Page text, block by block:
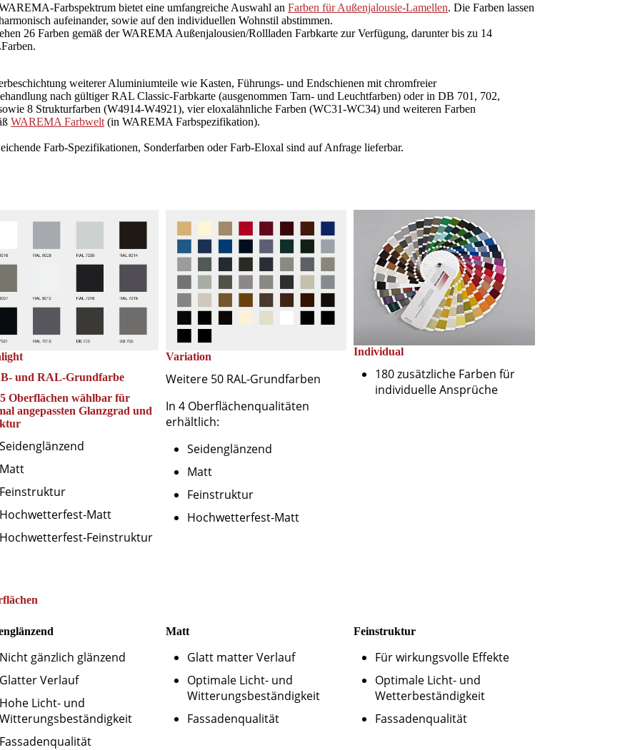
Farbspektrum bietet eine umfangreiche Auswahl an Farben für Außenjalousie-Lamellen. Die Farben lassen
aufeinander, sowie auf den individuellen Wohnstil abstimmen.
26 Farben gemäß der WAREMA Außenjalousien/Rollladen Farbkarte zur Verfügung, darunter bis zu 14
weiterer Aluminiumteile wie Kasten, Führungs- und Endschienen mit chromfreier
nach gültiger RAL Classic-Farbkarte (ausgenommen Tarn- und Leuchtfarben) oder in DB 701, 702,
8 Strukturfarben (W4914-W4921), vier eloxalähnliche Farben (WC31-WC34) und weiteren Farben
WAREMA Farbwelt (in WAREMA Farbspezifikation).
Farb-Spezifikationen, Sonderfarben oder Farb-Eloxal sind auf Anfrage lieferbar.
und RAL-Grundfarbe
Oberflächen wählbar für
angepassten Glanzgrad und
Seidenglänzend
Matt
Feinstruktur
Hochwetterfest-Matt
Hochwetterfest-Feinstruktur
Variation
Weitere 50 RAL-Grundfarben
In 4 Oberflächenqualitäten
erhältlich:
Seidenglänzend
Matt
Feinstruktur
Hochwetterfest-Matt
Individual
180 zusätzliche Farben für
individuelle Ansprüche
Nicht gänzlich glänzend
Glatter Verlauf
Hohe Licht- und
Witterungsbeständigkeit
Fassadenqualität
Matt
Glatt matter Verlauf
Optimale Licht- und
Witterungsbeständigkeit
Fassadenqualität
Feinstruktur
Für wirkungsvolle Effekte
Optimale Licht- und
Wetterbeständigkeit
Fassadenqualität